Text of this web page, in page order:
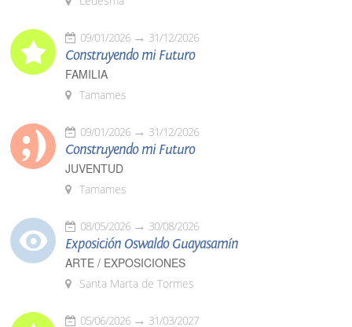
09/01/2026 31/12/2026
Construyendo mi Futuro
FAMILIA
Tamames
09/01/2026 31/12/2026
Construyendo mi Futuro
JUVENTUD
Tamames
08/05/2026 30/08/2026
Exposición Oswaldo Guayasamín
ARTE / EXPOSICIONES
Santa Marta de Tormes
05/06/2026 31/03/2027